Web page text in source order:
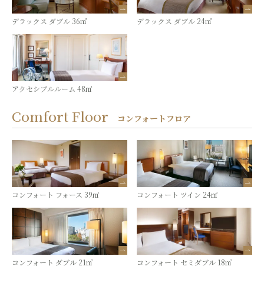
デラックス ダブル 36㎡ デラックス ダブル 24㎡
アクセシブルルーム 48㎡
Comfort Floor コンフォートフロア
コンフォート フォース 39㎡ コンフォート ツイン 24㎡
コンフォート ダブル 21㎡ コンフォート セミダブル 18㎡